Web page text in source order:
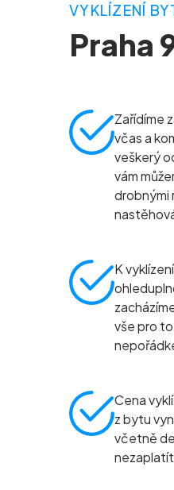
VYKLÍZENÍ
Praha
Zařídíme
včas a
veškerý
vám
drobnými
K
vše pro
Cena
z bytu
včetně